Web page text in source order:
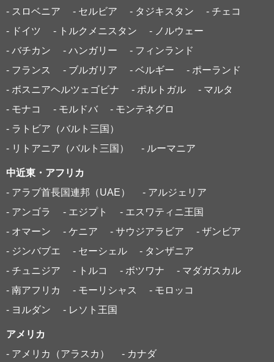
- スロベニア
- セルビア - タジキスタン
- チェコ
- ドイツ
- トルクメニスタン
- ノルウェー
- バチカン
- ハンガリー
- フィンランド
- フランス
- ブルガリア - ベルギー
- ポーランド
- ボスニアヘルツェゴビナ
- ポルトガル
- マルタ
- モナコ
- モルドバ
- モンテネグロ
- ラトビア（バルト三国）
- リトアニア（バルト三国）
- ルーマニア
中近東・アフリカ
- アラブ首長国連邦（UAE）
- アルジェリア
- アンゴラ
- エジプト
- エスワティニ王国
- オマーン
- ケニア - サウジアラビア
- ザンビア
- ジンバブエ
- セーシェル
- タンザニア
- チュニジア
- トルコ - ボツワナ
- マダガスカル
- 南アフリカ
- モーリシャス
- モロッコ
- ヨルダン
- レソト王国
アメリカ
- アメリカ（アラスカ）
- カナダ